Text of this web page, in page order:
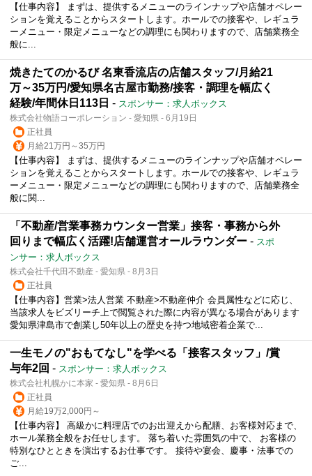
【仕事内容】 まずは、提供するメニューのラインナップや店舗オペレー
ションを覚えることからスタートします。ホールでの接客や、レギュラ
ーメニュー・限定メニューなどの調理にも関わりますので、店舗業務全
般に...
焼きたてのかるび 名東香流店の店舗スタッフ/月給21
万～35万円/愛知県名古屋市勤務/接客・調理を幅広く
経験/年間休日113日 - スポンサー：求人ボックス
株式会社物語コーポレーション - 愛知県 - 6月19日
正社員
月給21万円～35万円
【仕事内容】 まずは、提供するメニューのラインナップや店舗オペレー
ションを覚えることからスタートします。ホールでの接客や、レギュラ
ーメニュー・限定メニューなどの調理にも関わりますので、店舗業務全
般に関...
「不動産/営業事務カウンター営業」接客・事務から外
回りまで幅広く活躍!店舗運営オールラウンダー - スポ
ンサー：求人ボックス
株式会社千代田不動産 - 愛知県 - 8月3日
正社員
【仕事内容】営業>法人営業 不動産>不動産仲介 会員属性などに応じ、
当該求人をビズリーチ上で閲覧された際に内容が異なる場合があります
愛知県津島市で創業し50年以上の歴史を持つ地域密着企業で...
一生モノの"おもてなし"を学べる「接客スタッフ」/賞
与年2回 - スポンサー：求人ボックス
株式会社札幌かに本家 - 愛知県 - 8月6日
正社員
月給19万2,000円～
【仕事内容】 高級かに料理店でのお出迎えから配膳、お客様対応まで、
ホール業務全般をお任せします。 落ち着いた雰囲気の中で、 お客様の
特別なひとときを演出するお仕事です。 接待や宴会、慶事・法事での
ご...